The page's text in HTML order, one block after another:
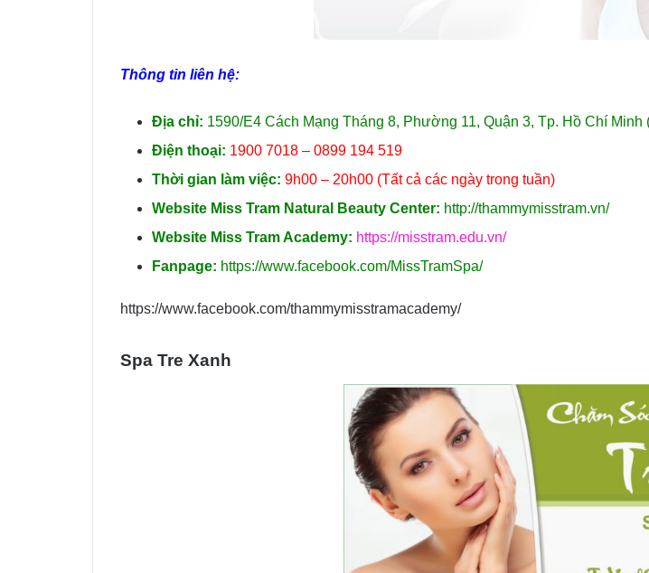
Thông tin liên hệ:
Địa chỉ: 1590/E4 Cách Mạng Tháng 8, Phường 11, Quận 3, Tp. Hồ Chí
Điện thoại: 1900 7018 – 0899 194 519
Thời gian làm việc: 9h00 – 20h00 (Tất cả các ngày trong tuần)
Website Miss Tram Natural Beauty Center: http://thammymisstram.vn/
Website Miss Tram Academy: https://misstram.edu.vn/
Fanpage: https://www.facebook.com/MissTramSpa/
https://www.facebook.com/thammymisstramacademy/
Spa Tre Xanh